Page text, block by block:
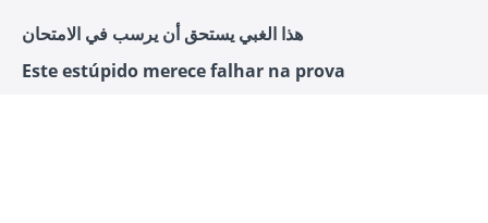
هذا الغبي يستحق أن يرسب في الامتحان
Este estúpido merece falhar na prova